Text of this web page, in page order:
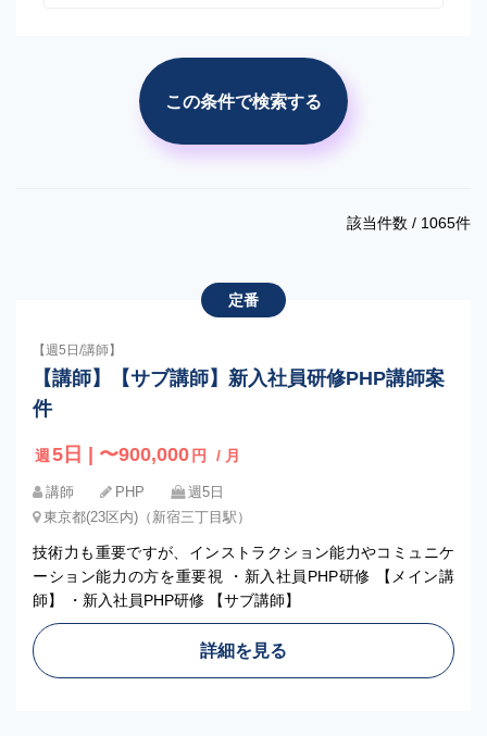
市場調査・分析 競合調査・分析
この条件で検索する
該当件数 / 1065件
定番
【週5日/講師】
【講師】【サブ講師】新入社員研修PHP講師案
件
週 5日 | 〜900,000 円 / 月
講師 PHP
週5日
東京都(23区内)（新宿三丁目駅）
技術力も重要ですが、インストラクション能力やコミュニケ
ーション能力の方を重要視 ・新入社員PHP研修 【メイン講
師】 ・新入社員PHP研修 【サブ講師】
詳細を見る